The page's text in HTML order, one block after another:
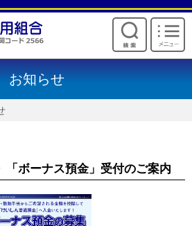
お知らせ
「ボーナス預金」受付のご案内